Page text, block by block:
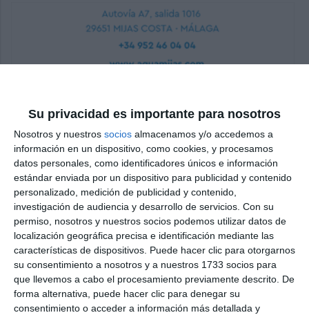
Su privacidad es importante para nosotros
Nosotros y nuestros socios almacenamos y/o accedemos a
información en un dispositivo, como cookies, y procesamos
datos personales, como identificadores únicos e información
estándar enviada por un dispositivo para publicidad y contenido
personalizado, medición de publicidad y contenido,
investigación de audiencia y desarrollo de servicios. Con su
permiso, nosotros y nuestros socios podemos utilizar datos de
localización geográfica precisa e identificación mediante las
características de dispositivos. Puede hacer clic para otorgarnos
su consentimiento a nosotros y a nuestros 1733 socios para
que llevemos a cabo el procesamiento previamente descrito. De
forma alternativa, puede hacer clic para denegar su
consentimiento o acceder a información más detallada y